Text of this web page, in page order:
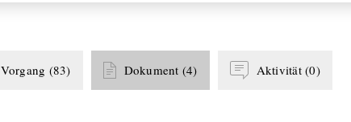
Vorgang (83) Dokument (4) Aktivität (0)